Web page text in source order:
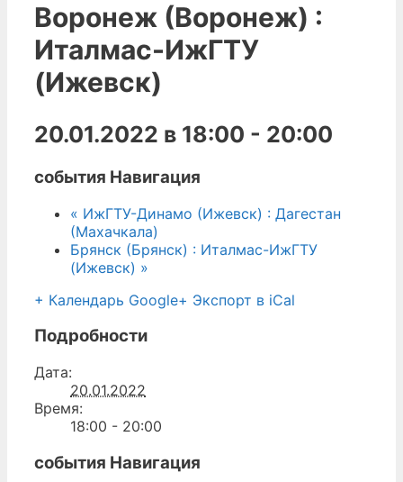
Воронеж (Воронеж) :
Италмас-ИжГТУ
(Ижевск)
20.01.2022 в 18:00 - 20:00
события Навигация
« ИжГТУ-Динамо (Ижевск) : Дагестан
(Махачкала)
Брянск (Брянск) : Италмас-ИжГТУ
(Ижевск) »
+ Календарь Google+ Экспорт в iCal
Подробности
Дата:
20.01.2022
Время:
18:00 - 20:00
события Навигация